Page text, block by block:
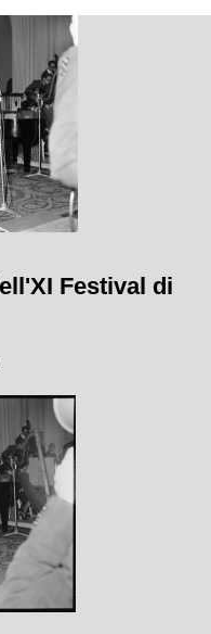
Festival di